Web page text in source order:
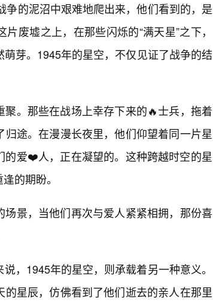
争的泥沼中艰难地爬出来，他们看到的，是
废墟之上，在那些闪烁的“满天星”之下，
芽。1945年的星空，不仅见证了战争的结
。那些在战场上幸存下来的🔥士兵，拖着
途。在漫漫长夜里，他们仰望着同一片星
的爱❤️人，正在凝望的。这种跨越时空的星
的期盼。
景，当他们再次与爱人紧紧相拥，那份喜
，1945年的星空，则承载着另一种意义。
星辰，仿佛看到了他们逝去的亲人在那里